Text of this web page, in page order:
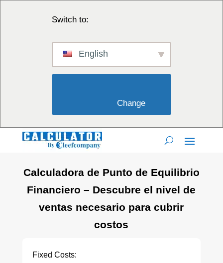
Switch to:
English
Calculadora de Punto de Equilibrio
Financiero – Descubre el nivel de
ventas necesario para cubrir
costos
Fixed Costs: